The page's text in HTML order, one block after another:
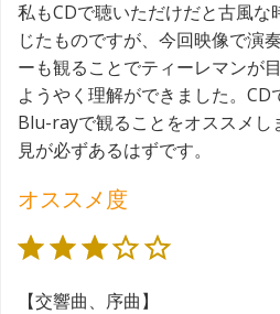
私もCDで聴いただけだと古風
じたものですが、今回映像で演
ーも観ることでティーレマンが
ようやく理解ができました。
Blu-rayで観ることをオススメし
見が必ずあるはずです。
オススメ度
【交響曲、序曲】